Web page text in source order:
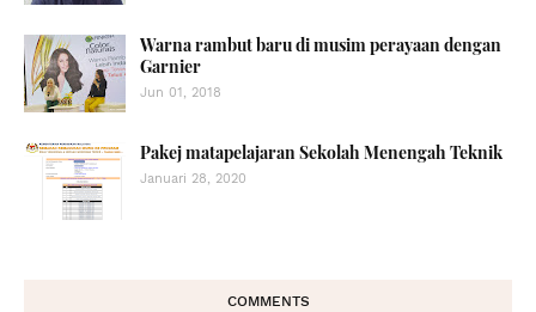
Warna rambut baru di musim perayaan dengan
Garnier
Jun 01, 2018
Pakej matapelajaran Sekolah Menengah Teknik
Januari 28, 2020
COMMENTS